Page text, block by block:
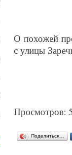
О похожей
с улицы
Просмотров:
Поделиться…